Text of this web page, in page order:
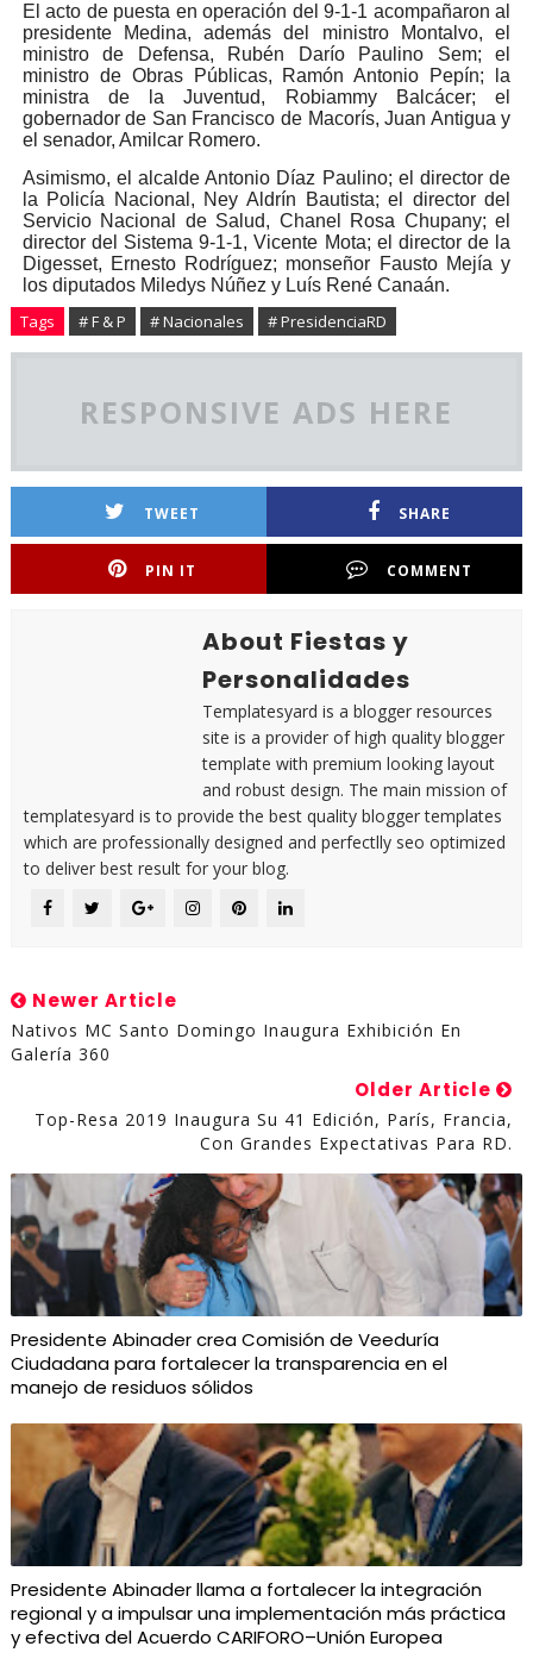
El acto de puesta en operación del 9-1-1 acompañaron al
presidente Medina, además del ministro Montalvo, el
ministro de Defensa, Rubén Darío Paulino Sem; el
ministro de Obras Públicas, Ramón Antonio Pepín; la
ministra de la Juventud, Robiammy Balcácer; el
gobernador de San Francisco de Macorís, Juan Antigua y
el senador, Amilcar Romero.
Asimismo, el alcalde Antonio Díaz Paulino; el director de
la Policía Nacional, Ney Aldrín Bautista; el director del
Servicio Nacional de Salud, Chanel Rosa Chupany; el
director del Sistema 9-1-1, Vicente Mota; el director de la
Digesset, Ernesto Rodríguez; monseñor Fausto Mejía y
los diputados Miledys Núñez y Luís René Canaán.
Tags # F & P # Nacionales # PresidenciaRD
RESPONSIVE ADS HERE
TWEET SHARE
PIN IT COMMENT
About Fiestas y
Personalidades
Templatesyard is a blogger resources
site is a provider of high quality blogger
template with premium looking layout
and robust design. The main mission of
templatesyard is to provide the best quality blogger templates
which are professionally designed and perfectlly seo optimized
to deliver best result for your blog.
Newer Article
Nativos MC Santo Domingo Inaugura Exhibición En
Galería 360
Older Article
Top-Resa 2019 Inaugura Su 41 Edición, París, Francia,
Con Grandes Expectativas Para RD.
Presidente Abinader crea Comisión de Veeduría
Ciudadana para fortalecer la transparencia en el
manejo de residuos sólidos
Presidente Abinader llama a fortalecer la integración
regional y a impulsar una implementación más práctica
y efectiva del Acuerdo CARIFORO–Unión Europea